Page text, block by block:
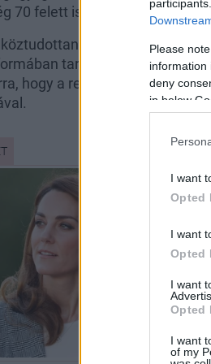
Please
information
deny
in below
I want
Opted
I want
Opted
I want
Opted
I want
of my
70 felett is. Ebben pedig
köztudottan kedveli a
tartják. Bár Károly
hogy a reggelije nagyon